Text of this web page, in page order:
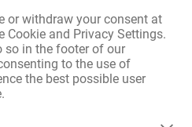
or withdraw your consent at
Cookie and Privacy Settings.
so in the footer of our
to the use of
the best possible user
87982974-es telefonszámot.
elolvasása